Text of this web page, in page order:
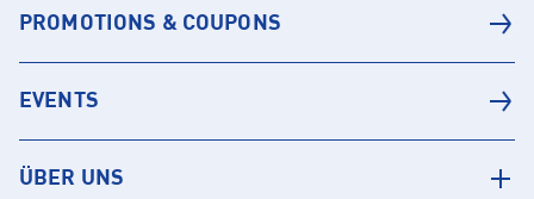
PROMOTIONS & COUPONS
EVENTS
ÜBER UNS